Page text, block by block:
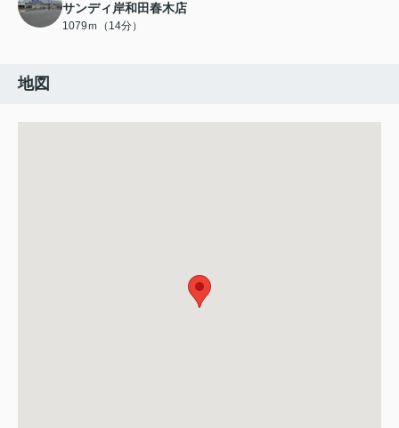
サンディ岸和田春木店
1079ｍ（14分）
地図